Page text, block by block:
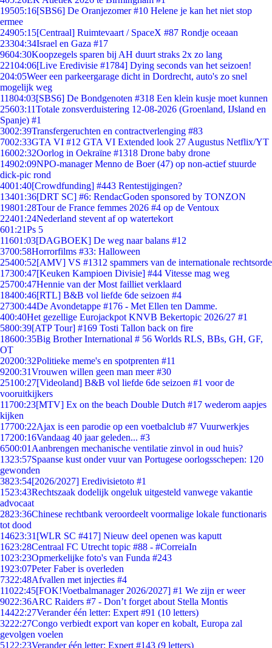
19505:16[SBS6] De Oranjezomer #10 Helene je kan het niet stop
ermee
24905:15[Centraal] Ruimtevaart / SpaceX #87 Rondje oceaan
23304:34Israel en Gaza #17
9604:30Koopzegels sparen bij AH duurt straks 2x zo lang
22104:06[Live Eredivisie #1784] Dying seconds van het seizoen!
204:05Weer een parkeergarage dicht in Dordrecht, auto's zo snel
mogelijk weg
11804:03[SBS6] De Bondgenoten #318 Een klein kusje moet kunnen
25603:11Totale zonsverduistering 12-08-2026 (Groenland, IJsland en
Spanje) #1
3002:39Transfergeruchten en contractverlenging #83
7002:33GTA VI #12 GTA VI Extended look 27 Augustus Netflix/YT
16002:32Oorlog in Oekraïne #1318 Drone baby drone
14902:09NPO-manager Menno de Boer (47) op non-actief stuurde
dick-pic rond
4001:40[Crowdfunding] #443 Rentestijgingen?
13401:36[DRT SC] #6: RendacGoden sponsored by TONZON
19801:28Tour de France femmes 2026 #4 op de Ventoux
22401:24Nederland stevent af op watertekort
601:21Ps 5
11601:03[DAGBOEK] De weg naar balans #12
3700:58Horrorfilms #33: Halloween
25400:52[AMV] VS #1312 spammers van de internationale rechtsorde
17300:47[Keuken Kampioen Divisie] #44 Vitesse mag weg
25700:47Hennie van der Most failliet verklaard
18400:46[RTL] B&B vol liefde 6de seizoen #4
27300:44De Avondetappe #176 - Met Ellen ten Damme.
400:40Het gezellige Eurojackpot KNVB Bekertopic 2026/27 #1
5800:39[ATP Tour] #169 Tosti Tallon back on fire
18600:35Big Brother International # 56 Worlds RLS, BBs, GH, GF,
OT
20200:32Politieke meme's en spotprenten #11
9200:31Vrouwen willen geen man meer #30
25100:27[Videoland] B&B vol liefde 6de seizoen #1 voor de
vooruitkijkers
11700:23[MTV] Ex on the beach Double Dutch #17 wederom aapjes
kijken
17700:22Ajax is een parodie op een voetbalclub #7 Vuurwerkjes
17200:16Vandaag 40 jaar geleden... #3
6500:01 Aanbrengen mechanische ventilatie zinvol in oud huis?
1323:57Spaanse kust onder vuur van Portugese oorlogsschepen: 120
gewonden
3823:54[2026/2027] Eredivisietoto #1
1523:43Rechtszaak dodelijk ongeluk uitgesteld vanwege vakantie
advocaat
2823:36Chinese rechtbank veroordeelt voormalige lokale functionaris
tot dood
14623:31 [WLR SC #417] Nieuw deel openen was kaputt
1623:28Centraal FC Utrecht topic #88 - #CorreiaIn
1023:23Opmerkelijke foto's van Funda #243
1923:07Peter Faber is overleden
7322:48Afvallen met injecties #4
11022:45[FOK!Voetbalmanager 2026/2027] #1 We zijn er weer
9022:36ARC Raiders #7 - Don’t forget about Stella Montis
14422:27Verander één letter: Expert #91 (10 letters)
3222:27Congo verbiedt export van koper en kobalt, Europa zal
gevolgen voelen
51 22:23Verander één letter: Expert #143 (9 letters)